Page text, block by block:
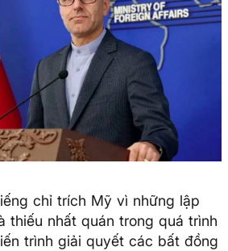
chỉ trích Mỹ vì những lập
thiếu nhất quán trong quá trình
trình giải quyết các bất đồng